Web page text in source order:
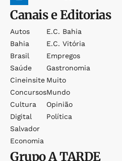
Canais e Editorias
Autos
Bahia
Brasil
Saúde
Cineinsite
Concursos
Cultura
Digital
Salvador
Economia
E.c. Bahia
E.c. Vitória
Empregos
Gastronomia
Muito
Mundo
Opinião
Política
GrupoA TARDE